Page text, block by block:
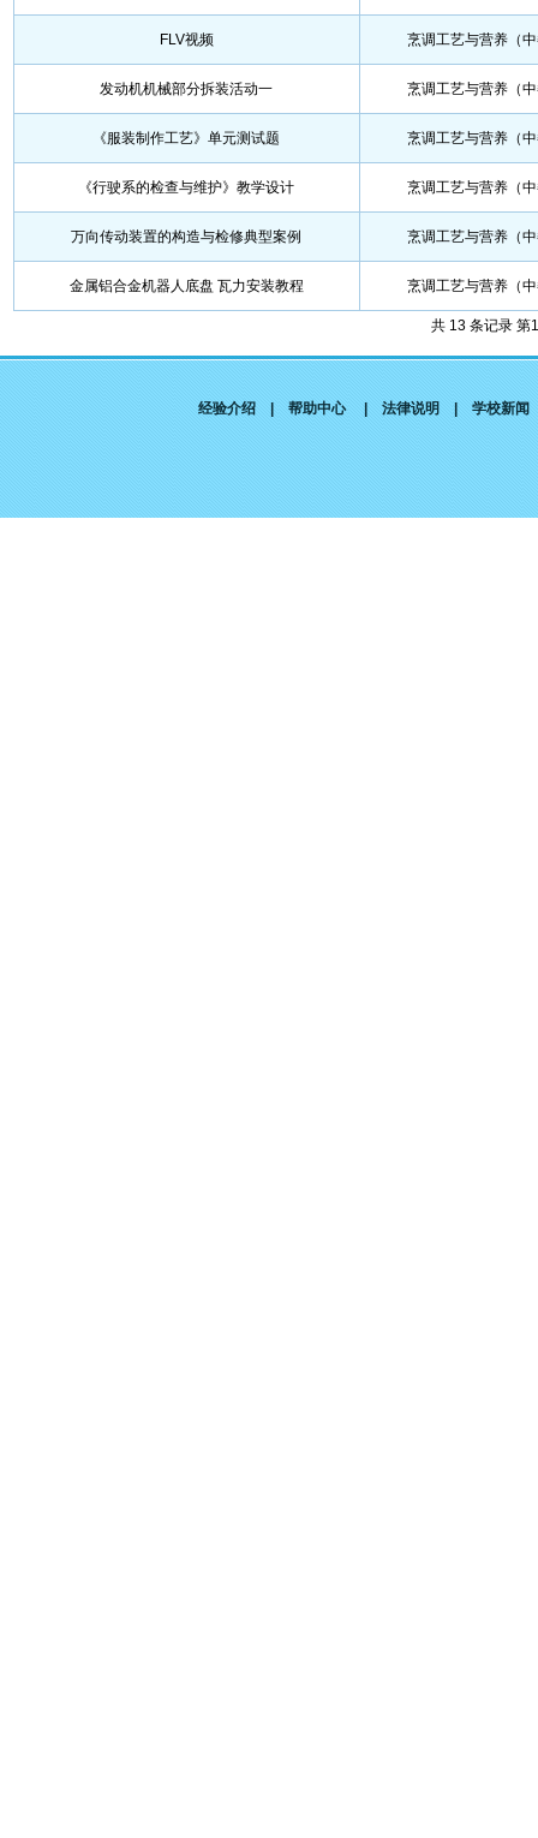
FLV视频 烹调工艺与营养（
发动机机械部分拆装活动一 烹调工艺与营养（
《服装制作工艺》单元测试题 烹调工艺与营养（
《行驶系的检查与维护》教学设计 烹调工艺与营养（
万向传动装置的构造与检修典型案例 烹调工艺与营养（
金属铝合金机器人底盘 瓦力安装教程 烹调工艺与营养（
共 13 条记录 第
经验介绍| 帮助中心 法律说明 学校新闻